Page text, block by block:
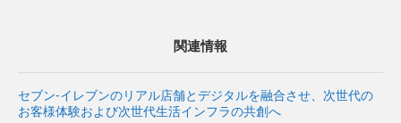
関連情報
セブン-イレブンのリアル店舗とデジタルを融合させ、次世代の
お客様体験および次世代生活インフラの共創へ